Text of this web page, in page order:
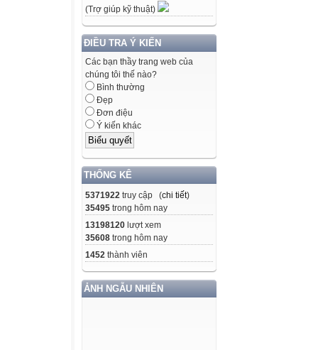
(Trợ giúp kỹ thuật)
ĐIỀU TRA Ý KIẾN
Các bạn thầy trang web của
chúng tôi thế nào?
Bình thường
Đẹp
Đơn điệu
Ý kiến khác
THỐNG KÊ
5371922 truy cập (chi tiết)
35495 trong hôm nay
13198120 lượt xem
35608 trong hôm nay
1452 thành viên
ẢNH NGẪU NHIÊN